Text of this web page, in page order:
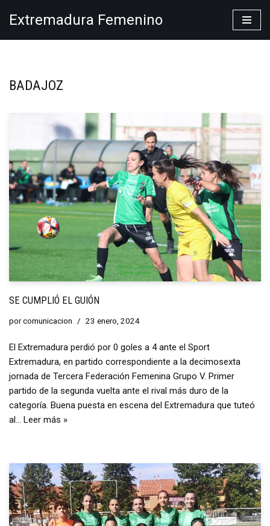
Extremadura Femenino
BADAJOZ
SE CUMPLIÓ EL GUIÓN
porcomunicacion 23 enero, 2024
El Extremadura perdió por 0 goles a 4 ante el Sport
Extremadura, en partido correspondiente a la decimosexta
jornada de Tercera Federación Femenina Grupo V. Primer
partido de la segunda vuelta ante el rival más duro de la
categoría. Buena puesta en escena del Extremadura que tuteó
al… Leer más »